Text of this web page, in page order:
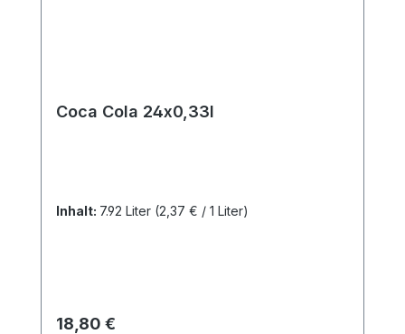
Coca Cola 24x0,33l
Inhalt: 7.92 Liter (2,37 € / 1 Liter)
Regulärer Preis:
18,80 €